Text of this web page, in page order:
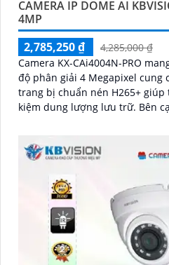
CAMERA IP DOME AI
4MP
2,785,250 ₫
4,285,000 ₫
Camera KX-CAi4004N-PRO
độ phân giải 4 Megapixel cung
trang bị chuẩn nén H265+
kiệm dung lượng lưu trữ. Bên
hiệu quả